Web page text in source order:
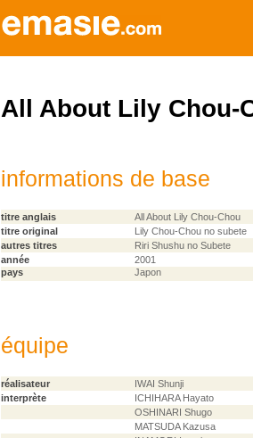
All About Lily Chou-
informations de base
titre anglais
All About Lily Chou-Chou
titre original
Lily Chou-Chou no subete
autres titres
Riri Shushu no Subete
année
2001
pays
Japon
équipe
réalisateur
IWAI Shunji
interprète
ICHIHARA Hayato
OSHINARI Shugo
MATSUDA Kazusa